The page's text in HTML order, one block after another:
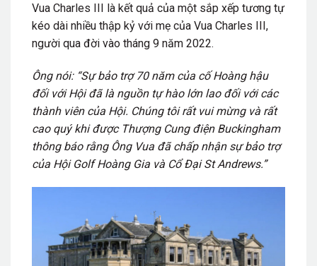
Vua Charles III là kết quả của một sắp xếp tương tự
kéo dài nhiều thập kỷ với mẹ của Vua Charles III,
người qua đời vào tháng 9 năm 2022.
Ông nói: “Sự bảo trợ 70 năm của cố Hoàng hậu
đối với Hội đã là nguồn tự hào lớn lao đối với các
thành viên của Hội. Chúng tôi rất vui mừng và rất
cao quý khi được Thượng Cung điện Buckingham
thông báo rằng Ông Vua đã chấp nhận sự bảo trợ
của Hội Golf Hoàng Gia và Cổ Đại St Andrews.”